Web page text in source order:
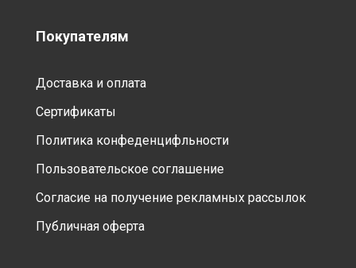
Покупателям
Доставка и оплата
Сертификаты
Политика конфеденцифльности
Пользовательское соглашение
Согласие на получение рекламных рассылок
Публичная оферта